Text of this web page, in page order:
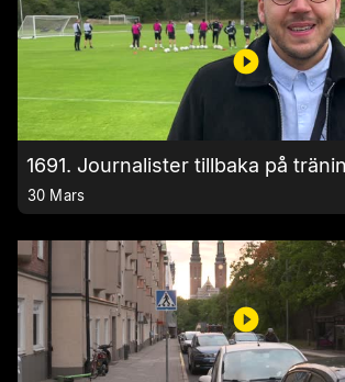
1691. Journalister tillbaka på
30 Mars